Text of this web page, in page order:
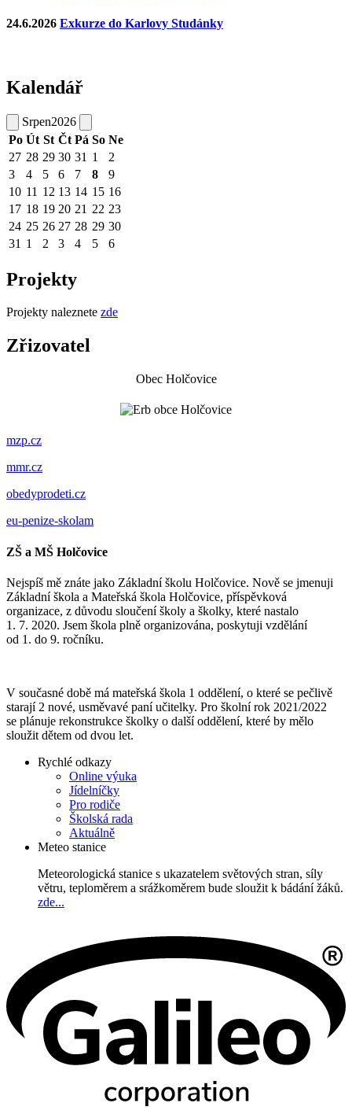
24.6.2026 Exkurze do Karlovy Studánky
Kalendář
Srpen2026
Po Út St Čt Pá So Ne
27 28 29 30 31 1
2
3
4 5 6 7 8
9
10 11 12 13 14 15 16
17 18 19 20 21 22 23
24 25 26 27 28 29 30
31 1 2 3 4 5 6
Projekty
Projekty naleznete zde
Zřizovatel
Obec Holčovice
mzp.cz
mmr.cz
obedyprodeti.cz
eu-penize-skolam
ZŠ a MŠ Holčovice
Nejspíš mě znáte jako Základní školu Holčovice. Nově se jmenuji
Základní škola a Mateřská škola Holčovice, příspěvková
organizace, z důvodu sloučení školy a školky, které nastalo
1. 7. 2020. Jsem škola plně organizována, poskytuji vzdělání
od 1. do 9. ročníku.
V současné době má mateřská škola 1 oddělení, o které se pečlivě
starají 2 nové, usměvavé paní učitelky. Pro školní rok 2021/2022
se plánuje rekonstrukce školky o další oddělení, které by mělo
sloužit dětem od dvou let.
Rychlé odkazy
Online výuka
Jídelníčky
Pro rodiče
Školská rada
Aktuálně
Meteo stanice
Meteorologická stanice s ukazatelem světových stran, síly
větru, teploměrem a srážkoměrem bude sloužit k bádání žáků.
zde...